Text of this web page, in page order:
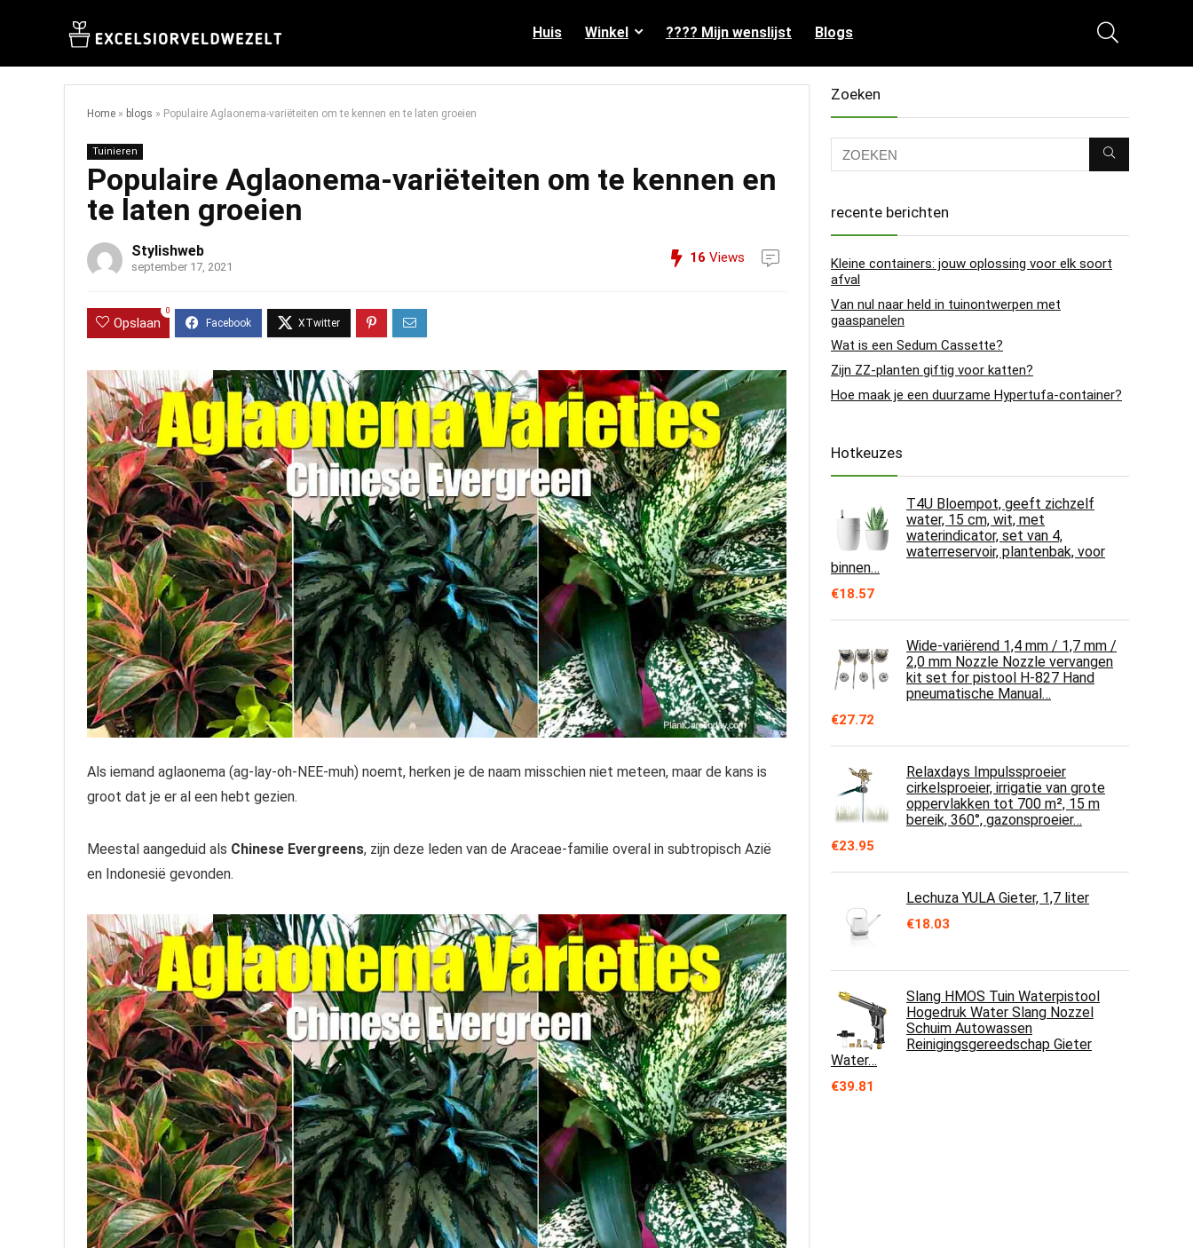
Huis Winkel ???? Mijn wenslijst Blogs
Home » blogs » Populaire Aglaonema-variëteiten om te kennen en te laten groeien
Tuinieren
Populaire Aglaonema-variëteiten om te kennen en
te laten groeien
Stylishweb
september 17, 2021
16 Views
Opslaan
0
Als iemand aglaonema (ag-lay-oh-NEE-muh) noemt, herken je de naam misschien niet meteen, maar de kans is
groot dat je er al een hebt gezien.
Meestal aangeduid als Chinese Evergreens, zijn deze leden van de Araceae-familie overal in subtropisch Azië
en Indonesië gevonden.
Zoeken
recente berichten
Kleine containers: jouw oplossing voor elk soort
afval
Van nul naar held in tuinontwerpen met
gaaspanelen
Wat is een Sedum Cassette?
Zijn ZZ-planten giftig voor katten?
Hoe maak je een duurzame Hypertufa-container?
Hotkeuzes
T4U Bloempot, geeft zichzelf
water, 15 cm, wit, met
waterindicator, set van 4,
waterreservoir, plantenbak, voor
binnen…
€18.57
Wide-variërend 1,4 mm / 1,7 mm /
2,0 mm Nozzle Nozzle vervangen
kit set for pistool H-827 Hand
pneumatische Manual…
€27.72
Relaxdays Impulssproeier
cirkelsproeier, irrigatie van grote
oppervlakken tot 700 m², 15 m
bereik, 360°, gazonsproeier…
€23.95
Lechuza YULA Gieter, 1,7 liter
€18.03
Slang HMOS Tuin Waterpistool
Hogedruk Water Slang Nozzel
Schuim Autowassen
Reinigingsgereedschap Gieter
Water…
€39.81